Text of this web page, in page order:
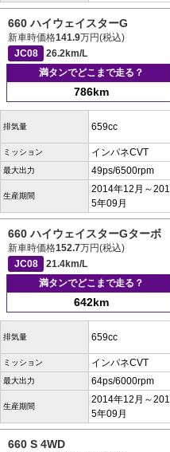
660 ハイウェイスターG
新車時価格141.9万円(税込)
JC08
26.2km/L
満タンでどこまで走る？
786km
排気量 659cc
ミッション インパネCVT
最大出力 49ps/6500rpm
生産期間
2014年12月～201
5年09月
660 ハイウェイスターGターボ
新車時価格152.7万円(税込)
JC08
21.4km/L
満タンでどこまで走る？
642km
排気量 659cc
ミッション インパネCVT
最大出力 64ps/6000rpm
生産期間
2014年12月～201
5年09月
660 S 4WD